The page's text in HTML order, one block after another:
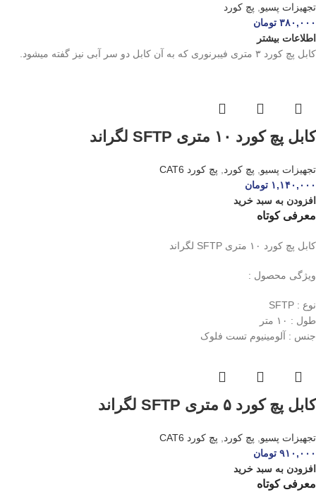
تجهیزات پسیو
پچ کورد
۳۸۰,۰۰۰ تومان
اطلاعات بیشتر
کابل پچ کورد ۳ متری فیبرنوری که به آن کابل دو سر آبی نیز گفته میشود.
کابل پچ کورد ۱۰ متری SFTP لگراند
تجهیزات پسیو پچ کورد
پچ کورد CAT6
۱,۱۴۰,۰۰۰ تومان
افزودن به سبد خرید
معرفی کوتاه
کابل پچ کورد ۱۰ متری SFTP لگراند
ویژگی محصول :
نوع : SFTP
طول : ۱۰ متر
جنس : آلومینیوم تست فلوک
کابل پچ کورد ۵ متری SFTP لگراند
تجهیزات پسیو پچ کورد
پچ کورد CAT6
۹۱۰,۰۰۰ تومان
افزودن به سبد خرید
معرفی کوتاه